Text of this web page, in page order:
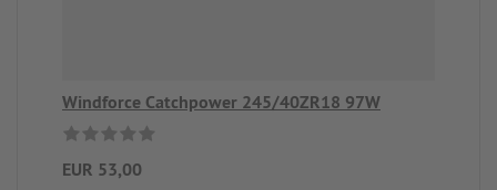
Windforce Catchpower 245/40ZR18 97W
EUR 53,00